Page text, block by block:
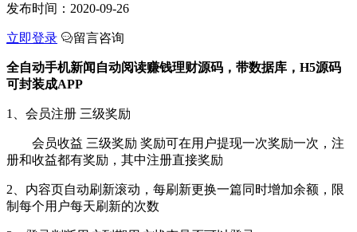
发布时间： 2020-09-26
立即登录 留言咨询
全自动手机新闻自动阅读赚钱理财源码，带数据库，H5源码
可封装成APP
1、会员注册 三级奖励
会员收益 三级奖励 奖励可在用户提现一次奖励一次，注
册和收益都有奖励，其中注册直接奖励
2、内容页自动刷新滚动，每刷新更换一篇同时增加余额，限
制每个用户每天刷新的次数